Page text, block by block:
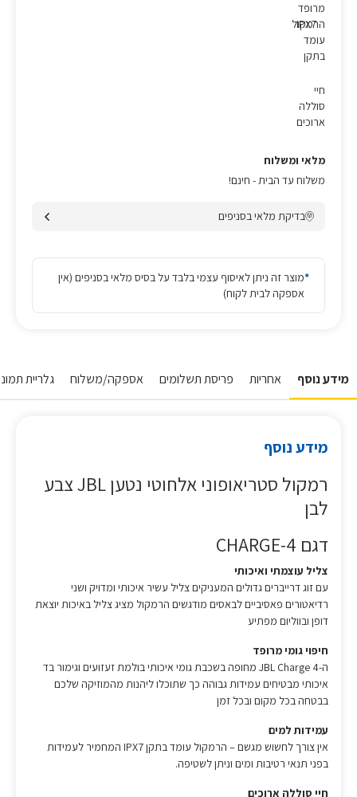
מרופד
הרמקול
עומד
בתקן
IPX7
חיי
סוללה
ארוכים
מלאי ומשלוח
משלוח עד הבית - חינם!
בדיקת מלאי בסניפים
*מוצר זה ניתן לאיסוף עצמי בלבד על בסיס מלאי בסניפים (אין
אספקה לבית לקוח)
מידע נוסף אחריות פריסת תשלומים אספקה/משלוח גלריית
מידע נוסף
רמקול סטריאופוני אלחוטי נטען JBL צבע
לבן
דגם CHARGE-4
צליל עוצמתי ואיכותי
עם זוג דרייברים גדולים המעניקים צליל עשיר איכותי ומדויק ושני
רדיאטורים פאסיביים לבאסים מודגשים הרמקול מציג צליל באיכות יוצאת
דופן ובווליום מפתיע
חיפוי גומי מרופד
ה-JBL Charge 4 מחופה בשכבת גומי איכותי בולמת זעזועים וגימור בד
איכותי מבטיחים עמידות גבוהה כך שתוכלו ליהנות מהמוזיקה שלכם
בבטחה בכל מקום ובכל זמן
עמידות למים
אין צורך לחשוש מגשם – הרמקול עומד בתקן IPX7 המחמיר לעמידות
בפני תנאי רטיבות ומים וניתן לשטיפה.
חיי סוללה ארוכים